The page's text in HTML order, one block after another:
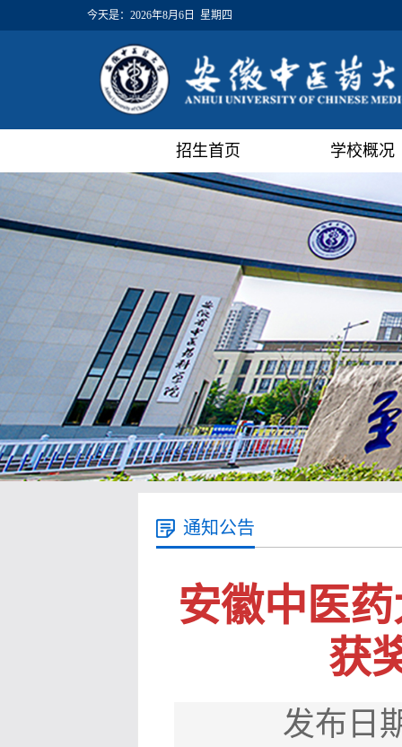
今天是： 2026年8月6日 星期四
招生首页 学校概况
通知公告
安徽中医
获
发布日